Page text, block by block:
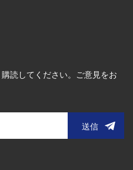
読してください。ご意見をお
送信